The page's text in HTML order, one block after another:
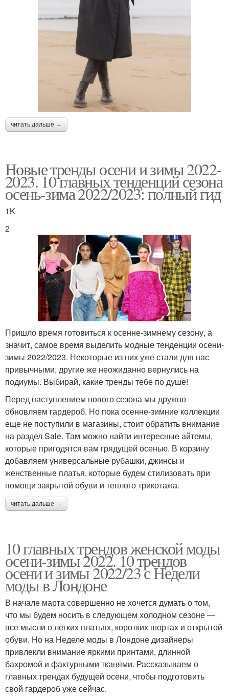
читать дальше →
Новые тренды осени и зимы 2022-
2023. 10 главных тенденций сезона
осень-зима 2022/2023: полный гид
1K
2
Пришло время готовиться к осенне-зимнему сезону, а
значит, самое время выделить модные тенденции осени-
зимы 2022/2023. Некоторые из них уже стали для нас
привычными, другие же неожиданно вернулись на
подиумы. Выбирай, какие тренды тебе по душе!
Перед наступлением нового сезона мы дружно
обновляем гардероб. Но пока осенне-зимние коллекции
еще не поступили в магазины, стоит обратить внимание
на раздел Sale. Там можно найти интересные айтемы,
которые пригодятся вам грядущей осенью. В корзину
добавляем универсальные рубашки, джинсы и
женственные платья, которые будем стилизовать при
помощи закрытой обуви и теплого трикотажа.
читать дальше →
10 главных трендов женской моды
осени-зимы 2022. 10 трендов
осени и зимы 2022/23 с Недели
моды в Лондоне
В начале марта совершенно не хочется думать о том,
что мы будем носить в следующем холодном сезоне —
все мысли о легких платьях, коротких шортах и открытой
обуви. Но на Неделе моды в Лондоне дизайнеры
привлекли внимание яркими принтами, длинной
бахромой и фактурными тканями. Рассказываем о
главных трендах будущей осени, чтобы подготовить
свой гардероб уже сейчас.